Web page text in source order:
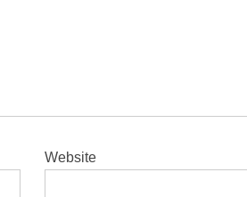
Website